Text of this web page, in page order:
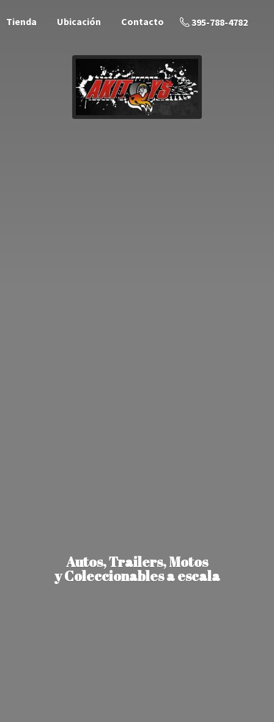
Tienda Ubicación Contacto 395-788-4782
Autos, Trailers, Motos
y Coleccionablesa escala